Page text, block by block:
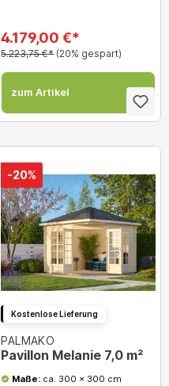
4.179,00 €*
5.223,75 €* (20% gespart)
zum Artikel
-20%
Kostenlose Lieferung
PALMAKO
Pavillon Melanie 7,0 m²
Maße:ca. 300 x 300 cm